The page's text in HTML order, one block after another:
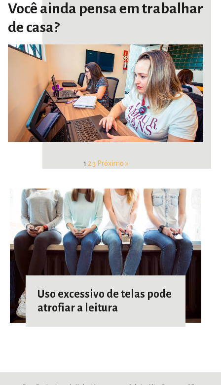
Você ainda pensa em trabalhar
de casa?
1 2 3 Próximo »
Uso excessivo de telas pode
atrofiar a leitura